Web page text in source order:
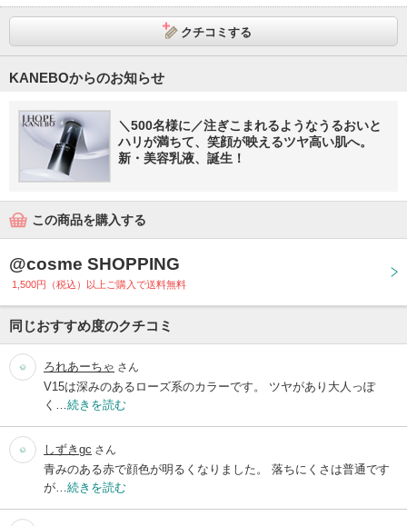
クチコミする
KANEBOからのお知らせ
＼500名様に／注ぎこまれるようなうるおいと
ハリが満ちて、笑顔が映えるツヤ高い肌へ。
新・美容乳液、誕生！
この商品を購入する
@cosme SHOPPING
1,500円（税込）以上ご購入で送料無料
同じおすすめ度のクチコミ
ろれあーちゃ さん
V15は深みのあるローズ系のカラーです。 ツヤがあり大人っぽ
く… 続きを読む
しずきgc さん
青みのある赤で顔色が明るくなりました。 落ちにくさは普通です
が… 続きを読む